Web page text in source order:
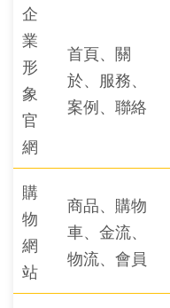
企
業
形
象
官
網
首頁、關
於、服務、
案例、聯絡
購
物
網
站
商品、購物
車、金流、
物流、會員